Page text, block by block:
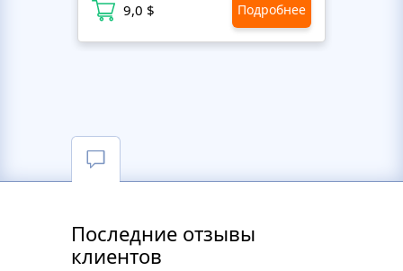
9,0 $ Подробнее
Последние отзывы
клиентов